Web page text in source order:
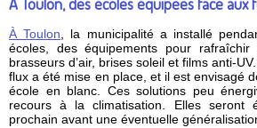
À Toulon, des écoles équipées face aux
À Toulon, la municipalité a installé
écoles, des équipements pour
brasseurs d’air, brises soleil et films anti-
flux a été mise en place, et il est envisagé
école en blanc. Ces solutions peu
recours à la climatisation. Elles seront
prochain avant une éventuelle